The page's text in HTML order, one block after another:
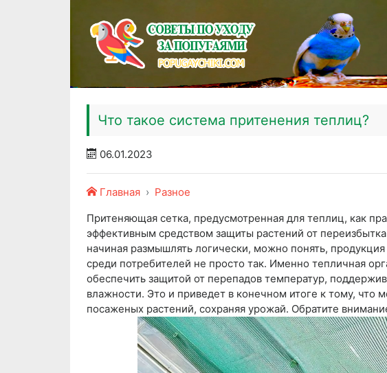
Что такое система притенения теплиц?
06.01.2023
Главная
Разное
Притеняющая сетка, предусмотренная для теплиц, как
эффективным средством защиты растений от
начиная размышлять логически, можно понять,
среди потребителей не просто так. Именно тепличная
обеспечить защитой от перепадов температур,
влажности. Это и приведет в конечном итоге к тому, что
посаженых растений, сохраняя урожай. Обратите